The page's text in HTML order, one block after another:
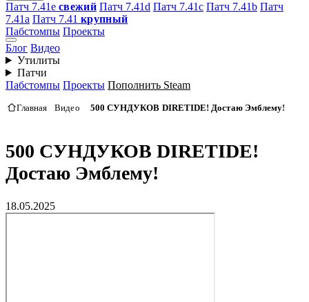
Патч 7.41e свежий Патч 7.41d Патч 7.41c Патч 7.41b Патч
7.41а Патч 7.41 крупный
Пабстомпы Проекты
Блог Видео
Утилиты
Патчи
Пабстомпы Проекты Пополнить Steam
Главная Видео 500 СУНДУКОВ DIRETIDE! Достаю Эмблему!
500 СУНДУКОВ DIRETIDE!
Достаю Эмблему!
18.05.2025